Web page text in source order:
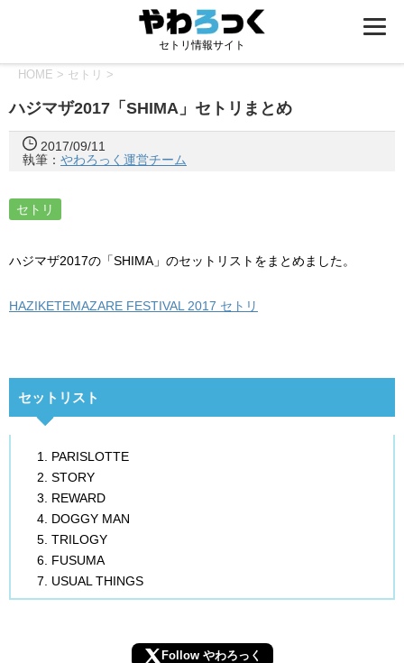
セトリ情報サイト
HOME > セトリ >
ハジマザ2017「SHIMA」セトリまとめ
2017/09/11
執筆： やわろっく運営チーム
セトリ
ハジマザ2017の「SHIMA」のセットリストをまとめました。
HAZIKETEMAZARE FESTIVAL 2017 セトリ
セットリスト
PARISLOTTE
STORY
REWARD
DOGGY MAN
TRILOGY
FUSUMA
USUAL THINGS
Follow やわろっく